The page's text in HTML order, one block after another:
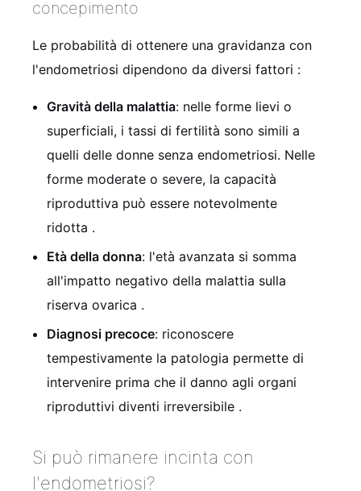
concepimento
Le probabilità di ottenere una gravidanza con
l'endometriosi dipendono da diversi fattori :
Gravità della malattia: nelle forme lievi o
superficiali, i tassi di fertilità sono simili a
quelli delle donne senza endometriosi. Nelle
forme moderate o severe, la capacità
riproduttiva può essere notevolmente
ridotta .
Età della donna: l'età avanzata si somma
all'impatto negativo della malattia sulla
riserva ovarica .
Diagnosi precoce: riconoscere
tempestivamente la patologia permette di
intervenire prima che il danno agli organi
riproduttivi diventi irreversibile .
Si può rimanere incinta con
l'endometriosi?